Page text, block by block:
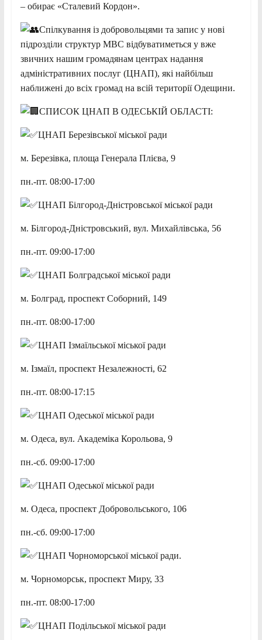
– обирає «Сталевий Кордон».
Спілкування із добровольцями та запис у нові
підрозділи структур МВС відбуватиметься у вже
звичних нашим громадянам центрах надання
адміністративних послуг (ЦНАП), які найбільш
наближені до всіх громад на всій території Одещини.
СПИСОК ЦНАП В ОДЕСЬКІЙ ОБЛАСТІ:
ЦНАП Березівської міської ради
м. Березівка, площа Генерала Плієва, 9
пн.-пт. 08:00-17:00
ЦНАП Білгород-Дністровської міської ради
м. Білгород-Дністровський, вул. Михайлівська, 56
пн.-пт. 09:00-17:00
ЦНАП Болградської міської ради
м. Болград, проспект Соборний, 149
пн.-пт. 08:00-17:00
ЦНАП Ізмаїльської міської ради
м. Ізмаїл, проспект Незалежності, 62
пн.-пт. 08:00-17:15
ЦНАП Одеської міської ради
м. Одеса, вул. Академіка Корольова, 9
пн.-сб. 09:00-17:00
ЦНАП Одеської міської ради
м. Одеса, проспект Добровольського, 106
пн.-сб. 09:00-17:00
ЦНАП Чорноморської міської ради.
м. Чорноморськ, проспект Миру, 33
пн.-пт. 08:00-17:00
ЦНАП Подільської міської ради